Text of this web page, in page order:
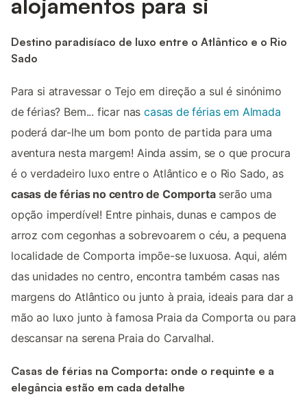
Destino paradisíaco de luxo entre o Atlântico e o Rio
Sado
Para si atravessar o Tejo em direção a sul é sinónimo
de férias? Bem... ficar nascasas de férias em Almada
poderá dar-lhe um bom ponto de partida para uma
aventura nesta margem! Ainda assim, se o que procura
é o verdadeiro luxo entre o Atlântico e o Rio Sado, as
casas de férias no centro de Comportaserão uma
opção imperdível! Entre pinhais, dunas e campos de
arroz com cegonhas a sobrevoarem o céu, a pequena
localidade de Comporta impõe-se luxuosa. Aqui, além
das unidades no centro, encontra também casas nas
margens do Atlântico ou junto à praia, ideais para dar a
mão ao luxo junto à famosa Praia da Comporta ou para
descansar na serena Praia do Carvalhal.
Casas de férias na Comporta: onde o requinte e a
elegância estão em cada detalhe